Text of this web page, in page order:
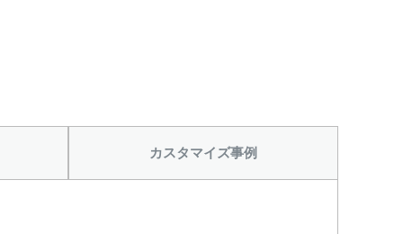
カスタマイズ事例